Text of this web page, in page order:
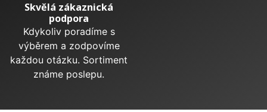
Skvělá zákaznická
podpora
Kdykoliv poradíme s
výběrem a zodpovíme
každou otázku. Sortiment
známe poslepu.